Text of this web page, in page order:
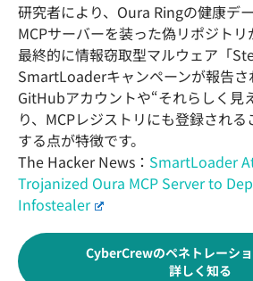
研究者により、Oura Ringの健康デ
MCPサーバーを装った偽リポジトリ
最終的に情報窃取型マルウェア「
SmartLoaderキャンペーンが報告さ
GitHubアカウントや“それらしく見
り、MCPレジストリにも登録され
する点が特徴です。
The Hacker News： SmartLoader
Trojanized Oura MCP Server to
Infostealer
CyberCrewのペネトレーシ
詳しく知る